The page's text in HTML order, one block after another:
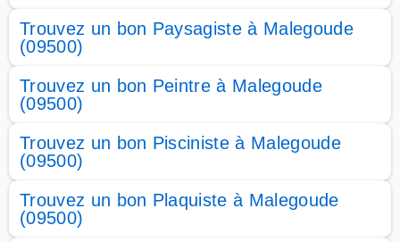
Trouvez un bon Paysagiste à Malegoude
(09500)
Trouvez un bon Peintre à Malegoude
(09500)
Trouvez un bon Pisciniste à Malegoude
(09500)
Trouvez un bon Plaquiste à Malegoude
(09500)